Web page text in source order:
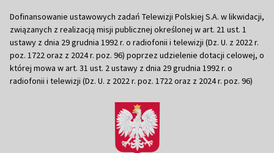
Dofinansowanie ustawowych zadań Telewizji Polskiej S.A. w likwidacji,
związanych z realizacją misji publicznej określonej w art. 21 ust. 1
ustawy z dnia 29 grudnia 1992 r. o radiofonii i telewizji (Dz. U. z 2022 r.
poz. 1722 oraz z 2024 r. poz. 96) poprzez udzielenie dotacji celowej, o
której mowa w art. 31 ust. 2 ustawy z dnia 29 grudnia 1992 r. o
radiofonii i telewizji (Dz. U. z 2022 r. poz. 1722 oraz z 2024 r. poz. 96)